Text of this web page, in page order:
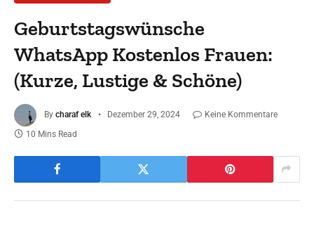
Geburtstagswünsche
WhatsApp Kostenlos Frauen:
(Kurze, Lustige & Schöne)
By charaf elk Dezember 29, 2024
Keine Kommentare
10 Mins Read